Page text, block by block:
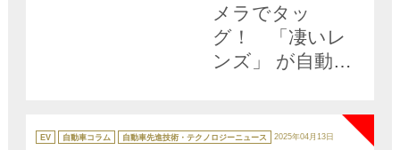
メラでタッ
グ！ 「凄いレ
ンズ」 が自動運
テ
ゴ
EV 自動車コラム 自動車先進技術・テクノロジーニュース 2025年04月13日